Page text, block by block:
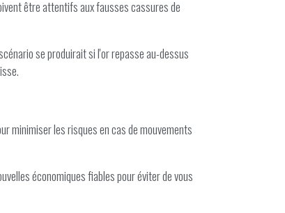
être attentifs aux fausses cassures de
se produirait si l'or repasse au-dessus
minimiser les risques en cas de mouvements
économiques fiables pour éviter de vous